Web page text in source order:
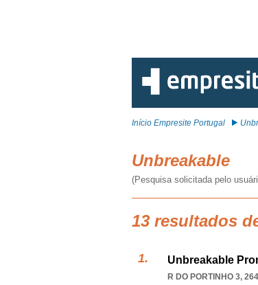
Início Empresite Portugal
Unbreakable
(Pesquisa solicitada pelo
13 resultados
Unbreakable
R DO PORTINHO 3,